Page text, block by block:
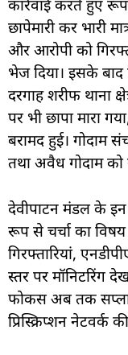
कार्रवाई करते हुए
छापेमारी कर भारी
और आरोपी को
भेज दिया। इसके बाद
दरगाह शरीफ थाना
पर भी छापा मारा
बरामद हुई। गोदाम
तथा अवैध गोदाम को
देवीपाटन मंडल के इन
रूप से चर्चा का
गिरफ्तारियां,
स्तर पर मॉनिटरिंग
फोकस अब तक
प्रिस्क्रिप्शन नेटवर्क